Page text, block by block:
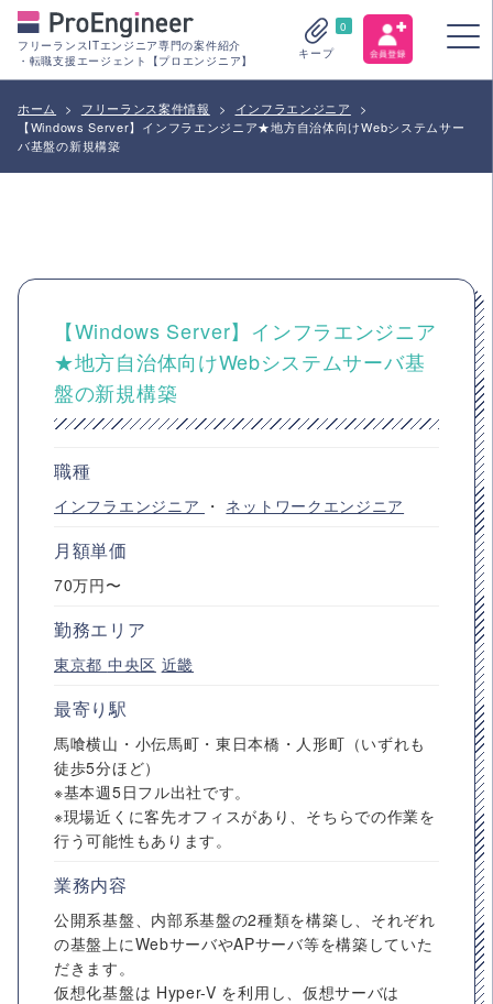
フリーランスITエンジニア専門の案件紹介
・転職支援エージェント【プロエンジニア】
0
キープ
ホーム > フリーランス案件情報 > インフラエンジニア
>
【Windows Server】インフラエンジニア★地方自治体向けWebシステムサー
バ基盤の新規構築
【Windows Server】インフラエンジニア
★地方自治体向けWebシステムサーバ基
盤の新規構築
職種
インフラエンジニア ・ ネットワークエンジニア
月額単価
70万円〜
勤務エリア
東京都 中央区 近畿
最寄り駅
馬喰横山・小伝馬町・東日本橋・人形町（いずれも
徒歩5分ほど）
※基本週5日フル出社です。
※現場近くに客先オフィスがあり、そちらでの作業を
行う可能性もあります。
業務内容
公開系基盤、内部系基盤の2種類を構築し、それぞれ
の基盤上にWebサーバやAPサーバ等を構築していた
だきます。
仮想化基盤は Hyper-V を利用し、仮想サーバは